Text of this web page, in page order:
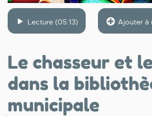
Lecture (05:13) Ajouter à
Le chasseur et
dans la
municipale